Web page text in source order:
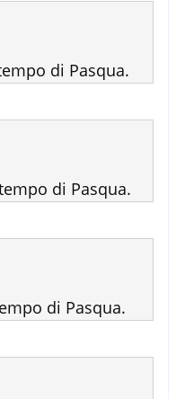
di Pasqua.
di Pasqua.
di Pasqua.